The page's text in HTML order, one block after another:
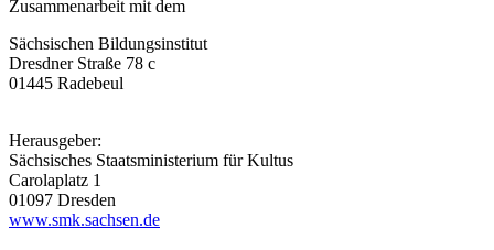
Zusammenarbeit mit dem
Sächsischen Bildungsinstitut
Dresdner Straße 78 c
01445 Radebeul
Herausgeber:
Sächsisches Staatsministerium für Kultus
Carolaplatz 1
01097 Dresden
www.smk.sachsen.de